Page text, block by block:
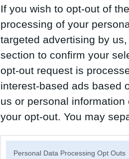
If you wish to opt-out of
processing of your
targeted advertising by
section to confirm your
opt-out request is
interest-based ads based
us or personal
your opt-out. You may
Personal Data Processing Opt Outs